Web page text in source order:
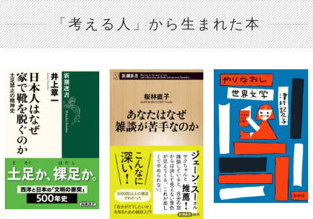
「考える人」から生まれた本